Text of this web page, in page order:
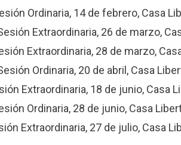
Ordinaria, 14 de febrero, Casa
Extraordinaria, 26 de marzo,
Extraordinaria, 28 de marzo,
Ordinaria, 20 de abril, Casa
Extraordinaria, 18 de junio, Casa
Ordinaria, 28 de junio, Casa
Extraordinaria, 27 de julio, Casa